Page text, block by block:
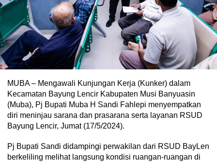
MUBA – Mengawali Kunjungan Kerja (Kunker) dalam
Kecamatan Bayung Lencir Kabupaten Musi Banyuasin
(Muba), Pj Bupati Muba H Sandi Fahlepi menyempatkan
diri meninjau sarana dan prasarana serta layanan RSUD
Bayung Lencir, Jumat (17/5/2024).
Pj Bupati Sandi didampingi perwakilan dari RSUD BayLen
berkeliling melihat langsung kondisi ruangan-ruangan di